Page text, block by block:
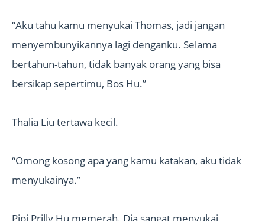
“Aku tahu kamu menyukai Thomas, jadi jangan
menyembunyikannya lagi denganku. Selama
bertahun-tahun, tidak banyak orang yang bisa
bersikap sepertimu, Bos Hu.”
Thalia Liu tertawa kecil.
“Omong kosong apa yang kamu katakan, aku tidak
menyukainya.”
Pipi Prilly Hu memerah. Dia sangat menyukai